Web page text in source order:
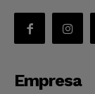
Empresa